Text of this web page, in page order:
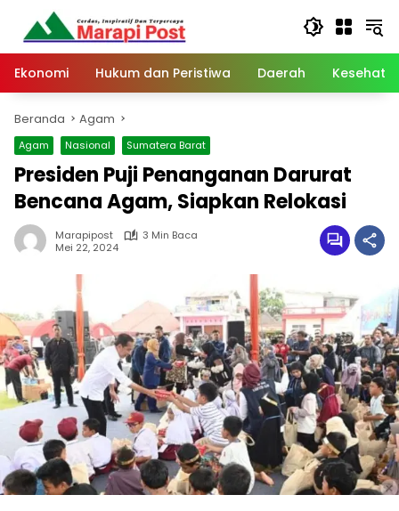
Langsung
konten
Ekonomi
Hukum dan Peristiwa Daerah
Beranda Agam
Agam Nasional Sumatera Barat
Presiden Puji Penanganan Darurat
Bencana Agam, Siapkan Relokasi
Marapipost
3 Min Baca
Mei 22, 2024